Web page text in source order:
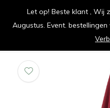
vrolijk
Let op! Beste klant , Wij
Augustus. Event.